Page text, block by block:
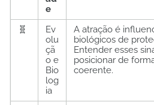
e
🧬
Ev
olu
çã
o e
Bio
log
ia
A atração é
biológicos de
Entender esses
posicionar de
coerente.